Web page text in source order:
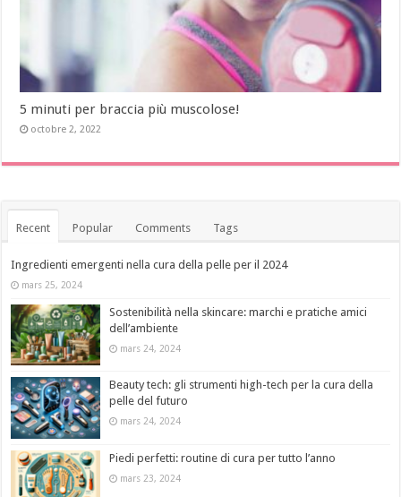
5 minuti per braccia più muscolose!
octobre 2, 2022
Recent Popular Comments Tags
Ingredienti emergenti nella cura della pelle per il 2024
mars 25, 2024
Sostenibilità nella skincare: marchi e pratiche amici
dell’ambiente
mars 24, 2024
Beauty tech: gli strumenti high-tech per la cura della
pelle del futuro
mars 24, 2024
Piedi perfetti: routine di cura per tutto l’anno
mars 23, 2024